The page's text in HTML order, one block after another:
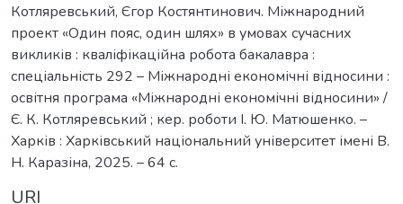
Котляревський, Єгор Костянтинович. Міжнародний
проект «Один пояс, один шлях» в умовах сучасних
викликів : кваліфікаційна робота бакалавра :
спеціальність 292 – Міжнародні економічні відносини :
освітня програма «Міжнародні економічні відносини» /
Є. К. Котляревський ; кер. роботи І. Ю. Матюшенко. –
Харків : Харківський національний університет імені В.
Н. Каразіна, 2025. – 64 с.
URI